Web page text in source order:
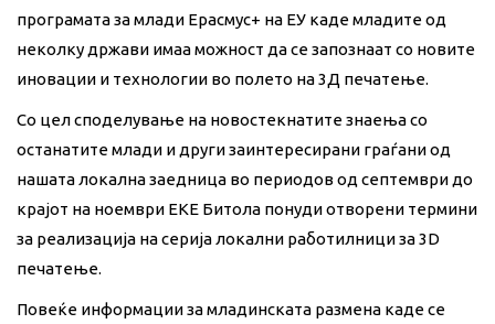
програмата за млади Ерасмус+ на ЕУ каде младите од
неколку држави имаа можност да се запознаат со новите
иновации и технологии во полето на 3Д печатење.
Со цел споделување на новостекнатите знаења со
останатите млади и други заинтересирани граѓани од
нашата локална заедница во периодов од септември до
крајот на ноември ЕКЕ Битола понуди отворени термини
за реализација на серија локални работилници за 3D
печатење.
Повеќе информации за младинската размена каде се